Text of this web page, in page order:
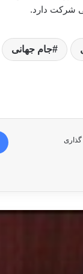
شرکت دارد.
جام جهانی
گذاری